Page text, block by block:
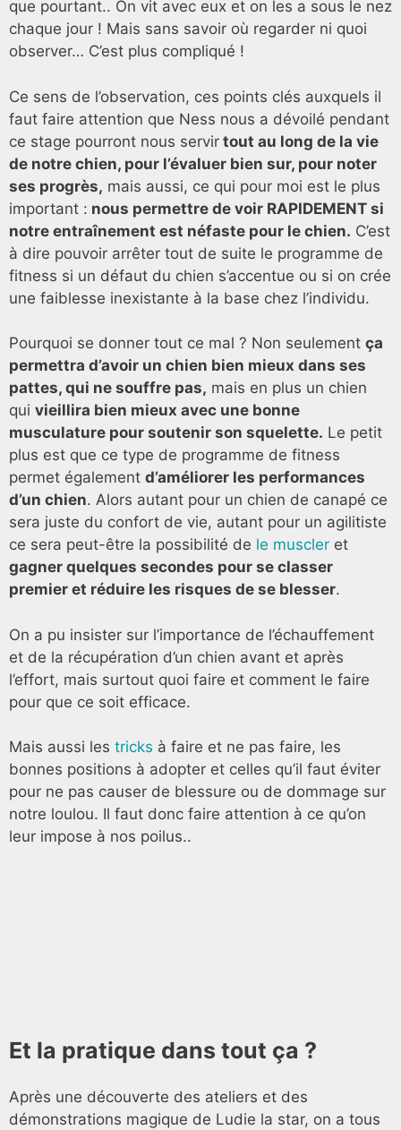
que pourtant.. On vit avec eux et on les a sous le nez
chaque jour ! Mais sans savoir où regarder ni quoi
observer… C’est plus compliqué !
Ce sens de l’observation, ces points clés auxquels il
faut faire attention que Ness nous a dévoilé pendant
ce stage pourront nous servir tout au long de la vie
de notre chien, pour l’évaluer bien sur, pour noter
ses progrès, mais aussi, ce qui pour moi est le plus
important : nous permettre de voir RAPIDEMENT si
notre entraînement est néfaste pour le chien. C’est
à dire pouvoir arrêter tout de suite le programme de
fitness si un défaut du chien s’accentue ou si on crée
une faiblesse inexistante à la base chez l’individu.
Pourquoi se donner tout ce mal ? Non seulement ça
permettra d’avoir un chien bien mieux dans ses
pattes, qui ne souffre pas, mais en plus un chien
qui vieillira bien mieux avec une bonne
musculature pour soutenir son squelette. Le petit
plus est que ce type de programme de fitness
permet également d’améliorer les performances
d’un chien. Alors autant pour un chien de canapé ce
sera juste du confort de vie, autant pour un agilitiste
ce sera peut-être la possibilité de le muscler et
gagner quelques secondes pour se classer
premier et réduire les risques de se blesser.
On a pu insister sur l’importance de l’échauffement
et de la récupération d’un chien avant et après
l’effort, mais surtout quoi faire et comment le faire
pour que ce soit efficace.
Mais aussi les tricks à faire et ne pas faire, les
bonnes positions à adopter et celles qu’il faut éviter
pour ne pas causer de blessure ou de dommage sur
notre loulou. Il faut donc faire attention à ce qu’on
leur impose à nos poilus..
Et la pratique dans tout ça ?
Après une découverte des ateliers et des
démonstrations magique de Ludie la star, on a tous